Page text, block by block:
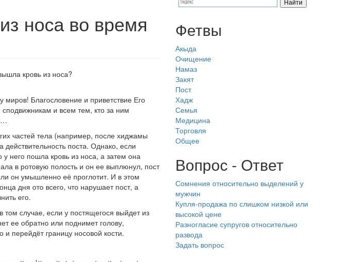
носа во время
кровь из носа?
Благословение и приветствие Его
и всем тем, кто за ним
частей тела (например, после хиджамы
действительность поста. Однако, если
у него пошла кровь из носа, а затем она
в ротовую полость и он ее выплюнул, пост
он умышленно её проглотит. И в этом
дня ото всего, что нарушает пост, а
его.
том случае, если у постящегося выйдет из
ее обратно или поднимет голову,
и перейдёт границу носовой кости.
Фетвы
Акыда
Очищение
Намаз
Закят
Пост
Хадж
Семья
Медицина
Торговля
Общее
Вопрос - Ответ
Сомнения относительно выделений у
мужчин
Купля-продажа по слишком низкой или
высокой цене
Разногласие супругов относительно
развода
Задать вопрос